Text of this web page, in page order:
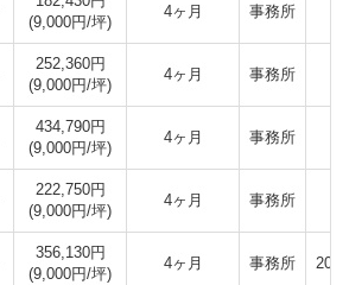
(9,000円/坪)
4ヶ月 事務所
252,360円
(9,000円/坪)
4ヶ月 事務所
434,790円
(9,000円/坪)
4ヶ月 事務所
222,750円
(9,000円/坪)
4ヶ月 事務所
356,130円
(9,000円/坪)
4ヶ月 事務所